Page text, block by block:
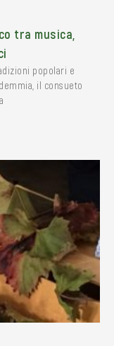
tra musica,
popolari e
il consueto